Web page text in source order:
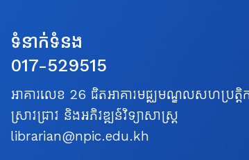
ទំនាក់ទំនង
017-529515
អាគារលេខ 26 ជិតអាគារមជ្ឈមណ្ឌលសហប្រត្តិក
ស្រាវជ្រាវ និងអភិវឌ្ឍន៍វិទ្យាសាស្ត្រ
librarian@npic.edu.kh